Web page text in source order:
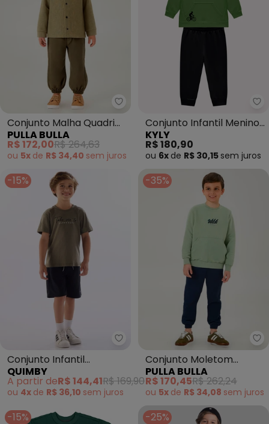
Pulla Bulla - Conjunto Malha
Conjunto Malha Quadri
(Verde)
PULLA BULLA
R$ 172,00R$ 264,63
ou 5x de R$ 34,40 sem juros
Conjunto Infantil Menino
Lettering (Verde)
KYLY
R$ 180,90
ou 6x de R$ 30,15 sem juros
-15%
Quimby - Conjunto Infantil
Conjunto Infantil
Camiseta Bermuda
Verde
QUIMBY
A partir deR$ 144,41R$ 169,90
ou 4x de R$ 36,10 sem juros
-35%
Conjunto Moletom
(Verde)
PULLA BULLA
R$ 170,45R$ 262,24
ou 5x de R$ 34,08 sem juros
-15% -25%